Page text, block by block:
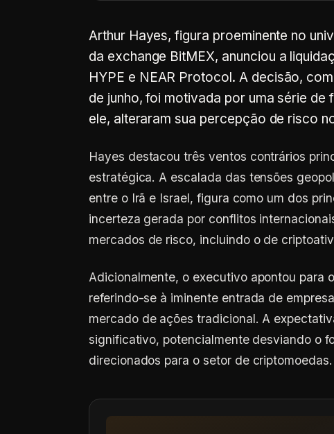
Arthur Hayes, figura proeminente no
da exchange BitMEX, anunciou a
HYPE e NEAR Protocol. A decisão,
de junho, foi motivada por uma série
ele, alteraram sua percepção de risco
Hayes destacou três ventos contrários
estratégica. A escalada das tensões
entre o Irã e Israel, figura como um dos
incerteza gerada por conflitos
mercados de risco, incluindo o de
Adicionalmente, o executivo apontou para
referindo-se à iminente entrada de
mercado de ações tradicional. A
significativo, potencialmente desviando o
direcionados para o setor de criptomoedas.